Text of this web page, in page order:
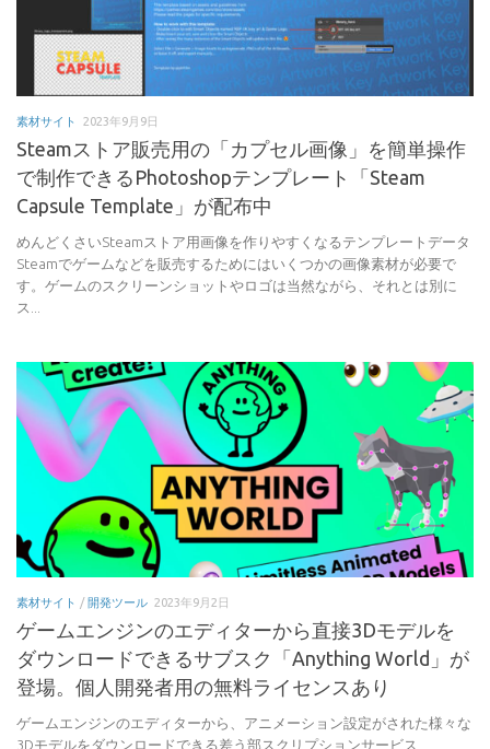
素材サイト 2023年9月9日
Steamストア販売用の「カプセル画像」を簡単操作
で制作できるPhotoshopテンプレート「Steam
Capsule Template」が配布中
めんどくさいSteamストア用画像を作りやすくなるテンプレートデータ
Steamでゲームなどを販売するためにはいくつかの画像素材が必要で
す。ゲームのスクリーンショットやロゴは当然ながら、それとは別に
ス...
素材サイト /開発ツール 2023年9月2日
ゲームエンジンのエディターから直接3Dモデルを
ダウンロードできるサブスク「Anything World」が
登場。個人開発者用の無料ライセンスあり
ゲームエンジンのエディターから、アニメーション設定がされた様々な
3Dモデルをダウンロードできる差う部スクリプションサービス